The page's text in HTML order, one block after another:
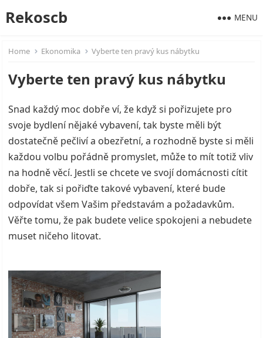
Rekoscb MENU
Home Ekonomika Vyberte ten pravý kus nábytku
Vyberte ten pravý kus nábytku
Snad každý moc dobře ví, že když si pořizujete pro
svoje bydlení nějaké vybavení, tak byste měli být
dostatečně pečliví a obezřetní, a rozhodně byste si měli
každou volbu pořádně promyslet, může to mít totiž vliv
na hodně věcí. Jestli se chcete ve svojí domácnosti cítit
dobře, tak si pořiďte takové vybavení, které bude
odpovídat všem Vašim představám a požadavkům.
Věřte tomu, že pak budete velice spokojeni a nebudete
muset ničeho litovat.